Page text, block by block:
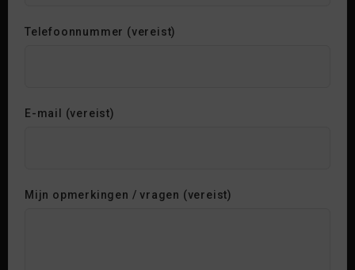
Telefoonnummer (vereist)
E-mail (vereist)
Mijn opmerkingen / vragen (vereist)